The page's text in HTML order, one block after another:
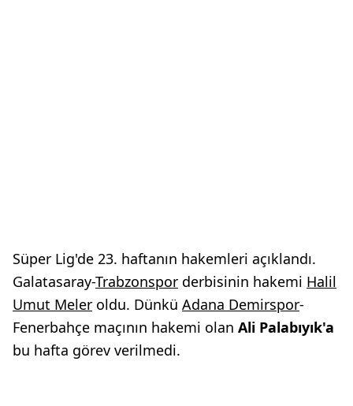
Süper Lig'de 23. haftanın hakemleri açıklandı.
Galatasaray-Trabzonspor derbisinin hakemi Halil
Umut Meler oldu. Dünkü Adana Demirspor-
Fenerbahçe maçının hakemi olan Ali Palabıyık'a
bu hafta görev verilmedi.